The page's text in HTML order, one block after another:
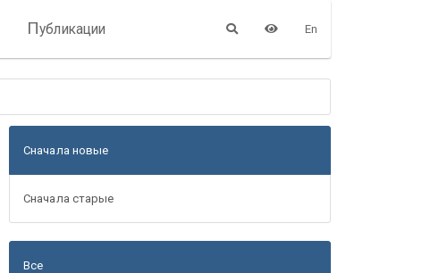
Публикации En
Сначала новые
Сначала старые
Все